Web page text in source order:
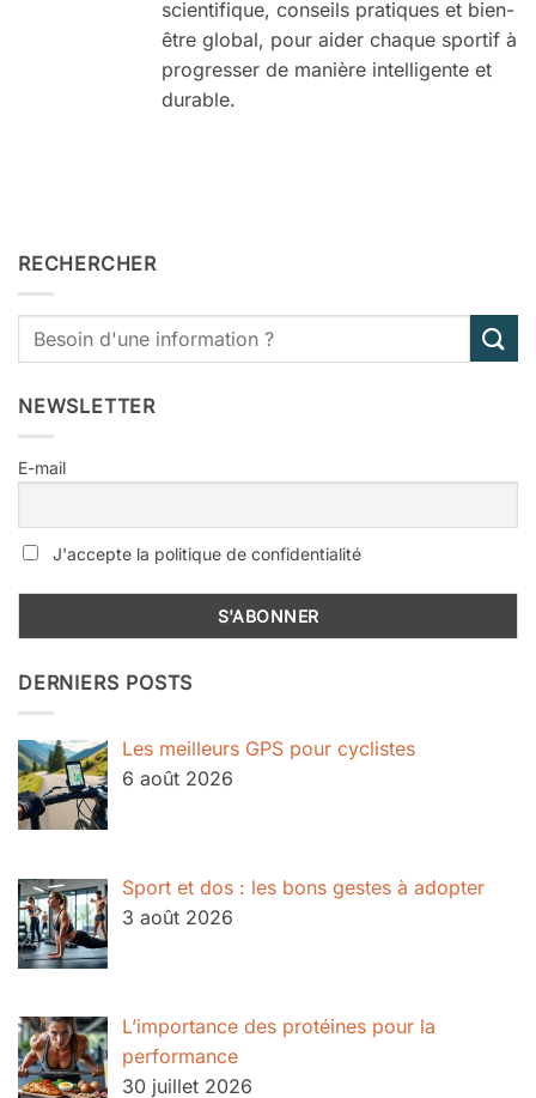
scientifique, conseils pratiques et bien-
être global, pour aider chaque sportif à
progresser de manière intelligente et
durable.
RECHERCHER
NEWSLETTER
E-mail
J'accepte la politique de confidentialité
DERNIERS POSTS
Les meilleurs GPS pour cyclistes
6 août 2026
Sport et dos : les bons gestes à adopter
3 août 2026
L’importance des protéines pour la
performance
30 juillet 2026